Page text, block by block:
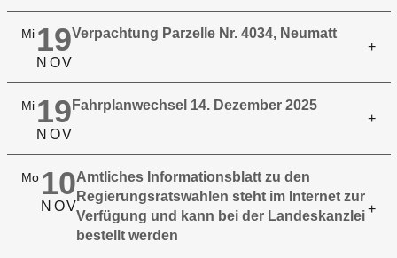
Mi 19
N OV
Verpachtung Parzelle Nr. 4034, Neumatt
Mi 19
N OV
Fahrplanwechsel 14. Dezember 2025
Mo 10
N OV
Amtliches Informationsblatt zu den
Regierungsratswahlen steht im Internet zur
Verfügung und kann bei der Landeskanzlei
bestellt werden